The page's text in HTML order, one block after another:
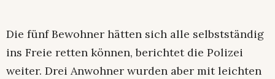
Die fünf Bewohner hätten sich alle selbstständig
ins Freie retten können, berichtet die Polizei
weiter. Drei Anwohner wurden aber mit leichten